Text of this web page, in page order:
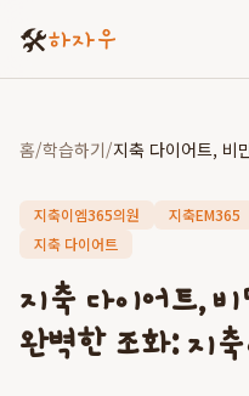
🛠️하자우
홈/학습하기/
지축이엠365의원 지축EM365
지축 다이어트
지축 다이어트,
완벽한 조화: 지